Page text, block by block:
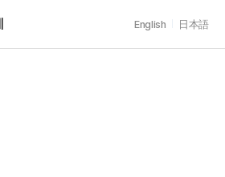
English 日本語